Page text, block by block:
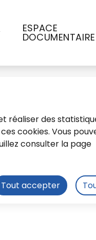
réaliser des
cookies. Vous
consulter la page
Tout accepter
ESPACE
DOCUMENTAIRE
du